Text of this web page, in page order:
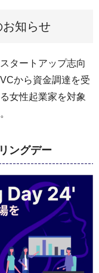
知らせ
タートアップ志向
から資金調達を受
女性起業家を対象
ングデー